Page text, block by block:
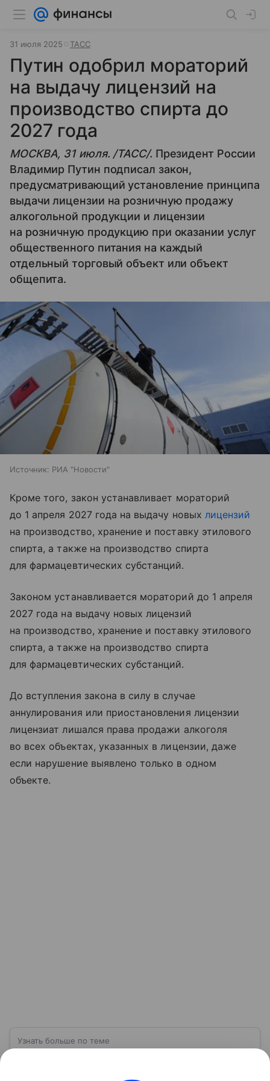
31 июля 2025 ТАСС
Путин одобрил мораторий
на выдачу лицензий на
производство спирта до
2027 года
МОСКВА, 31 июля. /ТАСС/. Президент России
Владимир Путин подписал закон,
предусматривающий установление принципа
выдачи лицензии на розничную продажу
алкогольной продукции и лицензии
на розничную продукцию при оказании услуг
общественного питания на каждый
отдельный торговый объект или объект
общепита.
Источник: РИА "Новости"
Кроме того, закон устанавливает мораторий
до 1 апреля 2027 года на выдачу новых лицензий
на производство, хранение и поставку этилового
спирта, а также на производство спирта
для фармацевтических субстанций.
Законом устанавливается мораторий до 1 апреля
2027 года на выдачу новых лицензий
на производство, хранение и поставку этилового
спирта, а также на производство спирта
для фармацевтических субстанций.
До вступления закона в силу в случае
аннулирования или приостановления лицензии
лицензиат лишался права продажи алкоголя
во всех объектах, указанных в лицензии, даже
если нарушение выявлено только в одном
объекте.
Узнать больше по теме